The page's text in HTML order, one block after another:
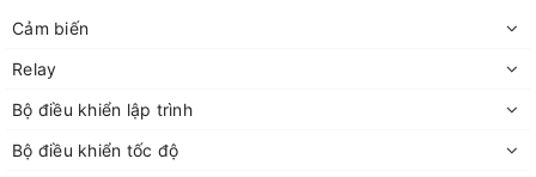
Cảm biến
Relay
Bộ điều khiển lập trình
Bộ điều khiển tốc độ